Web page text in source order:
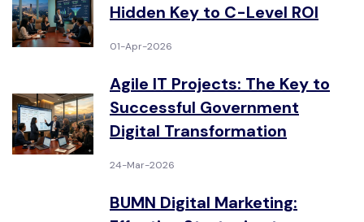
Hidden Key to C-Level ROI
01-Apr-2026
Agile IT Projects: The Key to
Successful Government
Digital Transformation
24-Mar-2026
BUMN Digital Marketing: